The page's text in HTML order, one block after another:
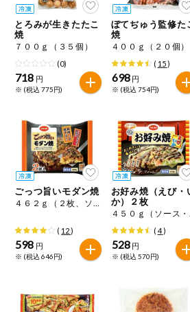
先着限定から探す
人気カテゴリ
食品から探す
家庭用品から探す
目的から探す
生協独自
自動注文システム登録
自動注文システム登録を確認する
ミールキット
麺類
レトルト・缶
詰・瓶詰
調味料・だ
し・油・ルー
飲料
酒・ノンアル
コール
アレルゲン情報
特定原材料と特定原材料に準ずるもの
を検索できます。
小麦 卵
落花生 えび かに
特定原材料に準ずるもの
アーモンド あわび
キウイフルーツ 牛肉
とろみが生きたたこ
焼
７００ｇ（３５個）
(0)
718 円
※ (税込 775円)
ぼてぢゅう監修た
焼
４００ｇ（２０個）
( 15)
698 円
※ (税込 754円)
ごっつ旨いモダン焼
４６２ｇ（２枚、ソース・魚粉・あおさ付）
( 12)
598 円
※ (税込 646円)
お好み焼（えび・
か）２枚
( 4)
528 円
※ (税込 570円)